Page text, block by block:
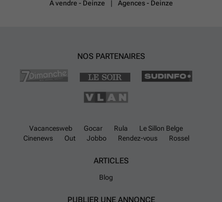
À vendre - Deinze
Agences - Deinze
NOS PARTENAIRES
Vacancesweb Gocar Rula
Le Sillon Belge
Cinenews
Out Jobbo Rendez-vous Rossel
ARTICLES
Blog
PUBLIER UNE ANNONCE